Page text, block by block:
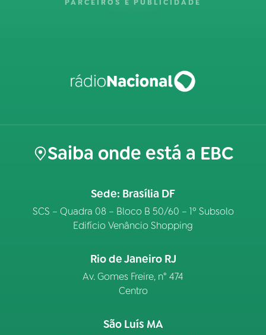
PARCEIROS E PUBLICIDADE
Saiba onde está a EBC
Sede: Brasília DF
SCS – Quadra 08 – Bloco B 50/60 – 1º Subsolo
Edifício Venâncio Shopping
Rio de Janeiro RJ
Av. Gomes Freire, n° 474
Centro
São Luís MA